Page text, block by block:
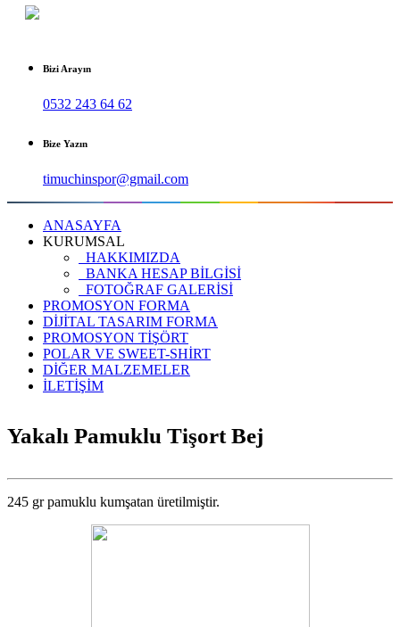
Bizi Arayın
0532 243 64 62
Bize Yazın
timuchinspor@gmail.com
ANASAYFA
KURUMSAL
HAKKIMIZDA
BANKA HESAP BİLGİSİ
FOTOĞRAF GALERİSİ
PROMOSYON FORMA
DİJİTAL TASARIM FORMA
PROMOSYON TİŞÖRT
POLAR VE SWEET-SHİRT
DİĞER MALZEMELER
İLETİŞİM
Yakalı Pamuklu Tişort Bej
245 gr pamuklu kumşatan üretilmiştir.